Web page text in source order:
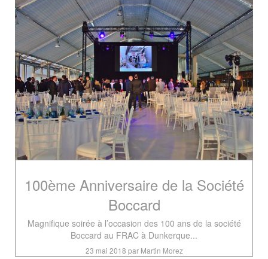
100ème Anniversaire de la Société
Boccard
Magnifique soirée à l’occasion des 100 ans de la société
Boccard au FRAC à Dunkerque...
23 mai 2018 par Martin Morez